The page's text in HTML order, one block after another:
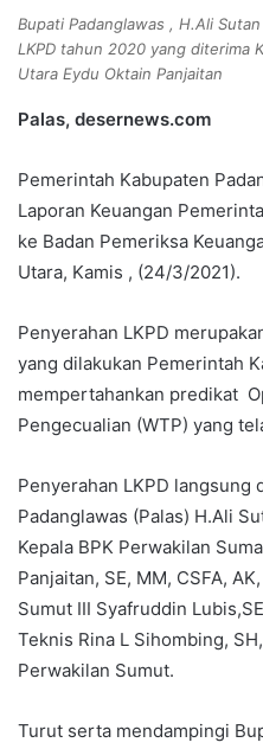
l
Bupati Padanglawas , H.Ali
LKPD tahun 2020 yang diterima
Utara Eydu Oktain Panjaitan
Palas, desernews.com
Pemerintah Kabupaten
Laporan Keuangan
ke Badan Pemeriksa
Utara, Kamis , (24/3/2021).
Penyerahan LKPD
yang dilakukan Pemerintah
mempertahankan predikat
Pengecualian (WTP) yang
Penyerahan LKPD langsung
Padanglawas (Palas) H.Ali
Kepala BPK Perwakilan
Panjaitan, SE, MM, CSFA,
Sumut III Syafruddin
Teknis Rina L Sihombing,
Perwakilan Sumut.
Turut serta mendampingi